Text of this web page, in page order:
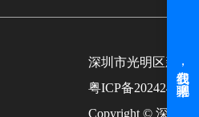
深圳市光明区新湖
粤ICP备
Copyright © 深圳